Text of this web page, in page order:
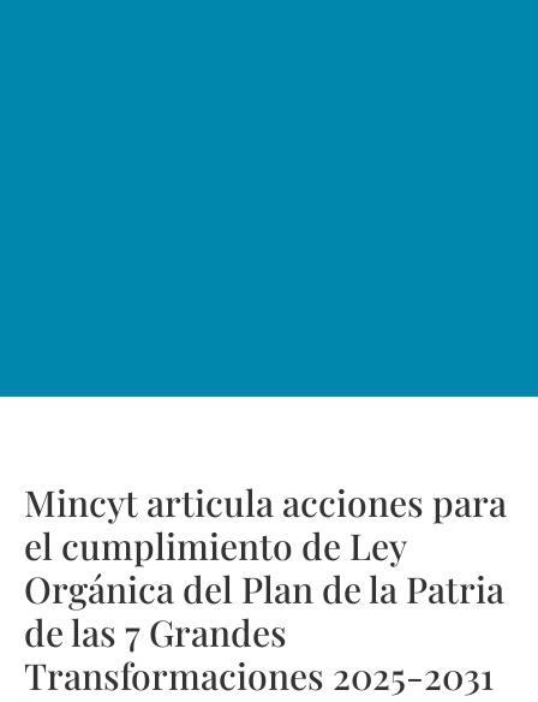
Mincyt articula acciones para
el cumplimiento de Ley
Orgánica del Plan de la Patria
de las 7 Grandes
Transformaciones 2025-2031